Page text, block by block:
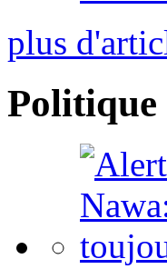
plus
Politique